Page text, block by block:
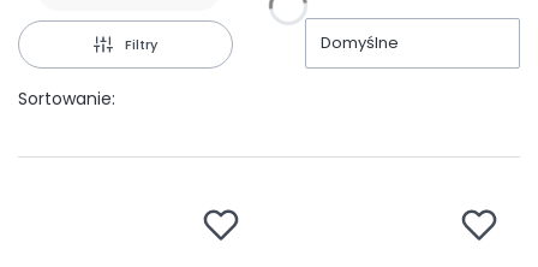
Filtry
Sortowanie:
Domyślne